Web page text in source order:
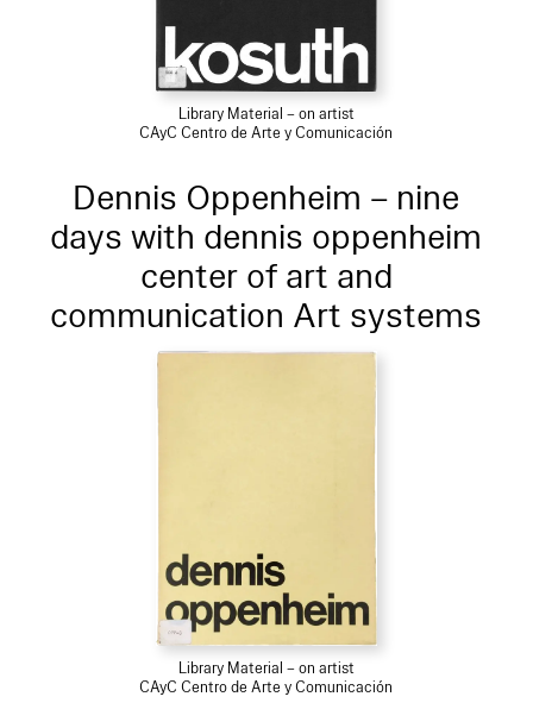
Library Material – on artist
CAyC Centro de Arte y Comunicación
Dennis Oppenheim – nine
days with dennis oppenheim
center of art and
communication Art systems
Library Material – on artist
CAyC Centro de Arte y Comunicación